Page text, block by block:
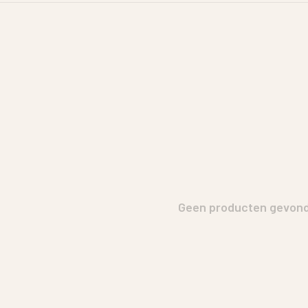
Geen producten